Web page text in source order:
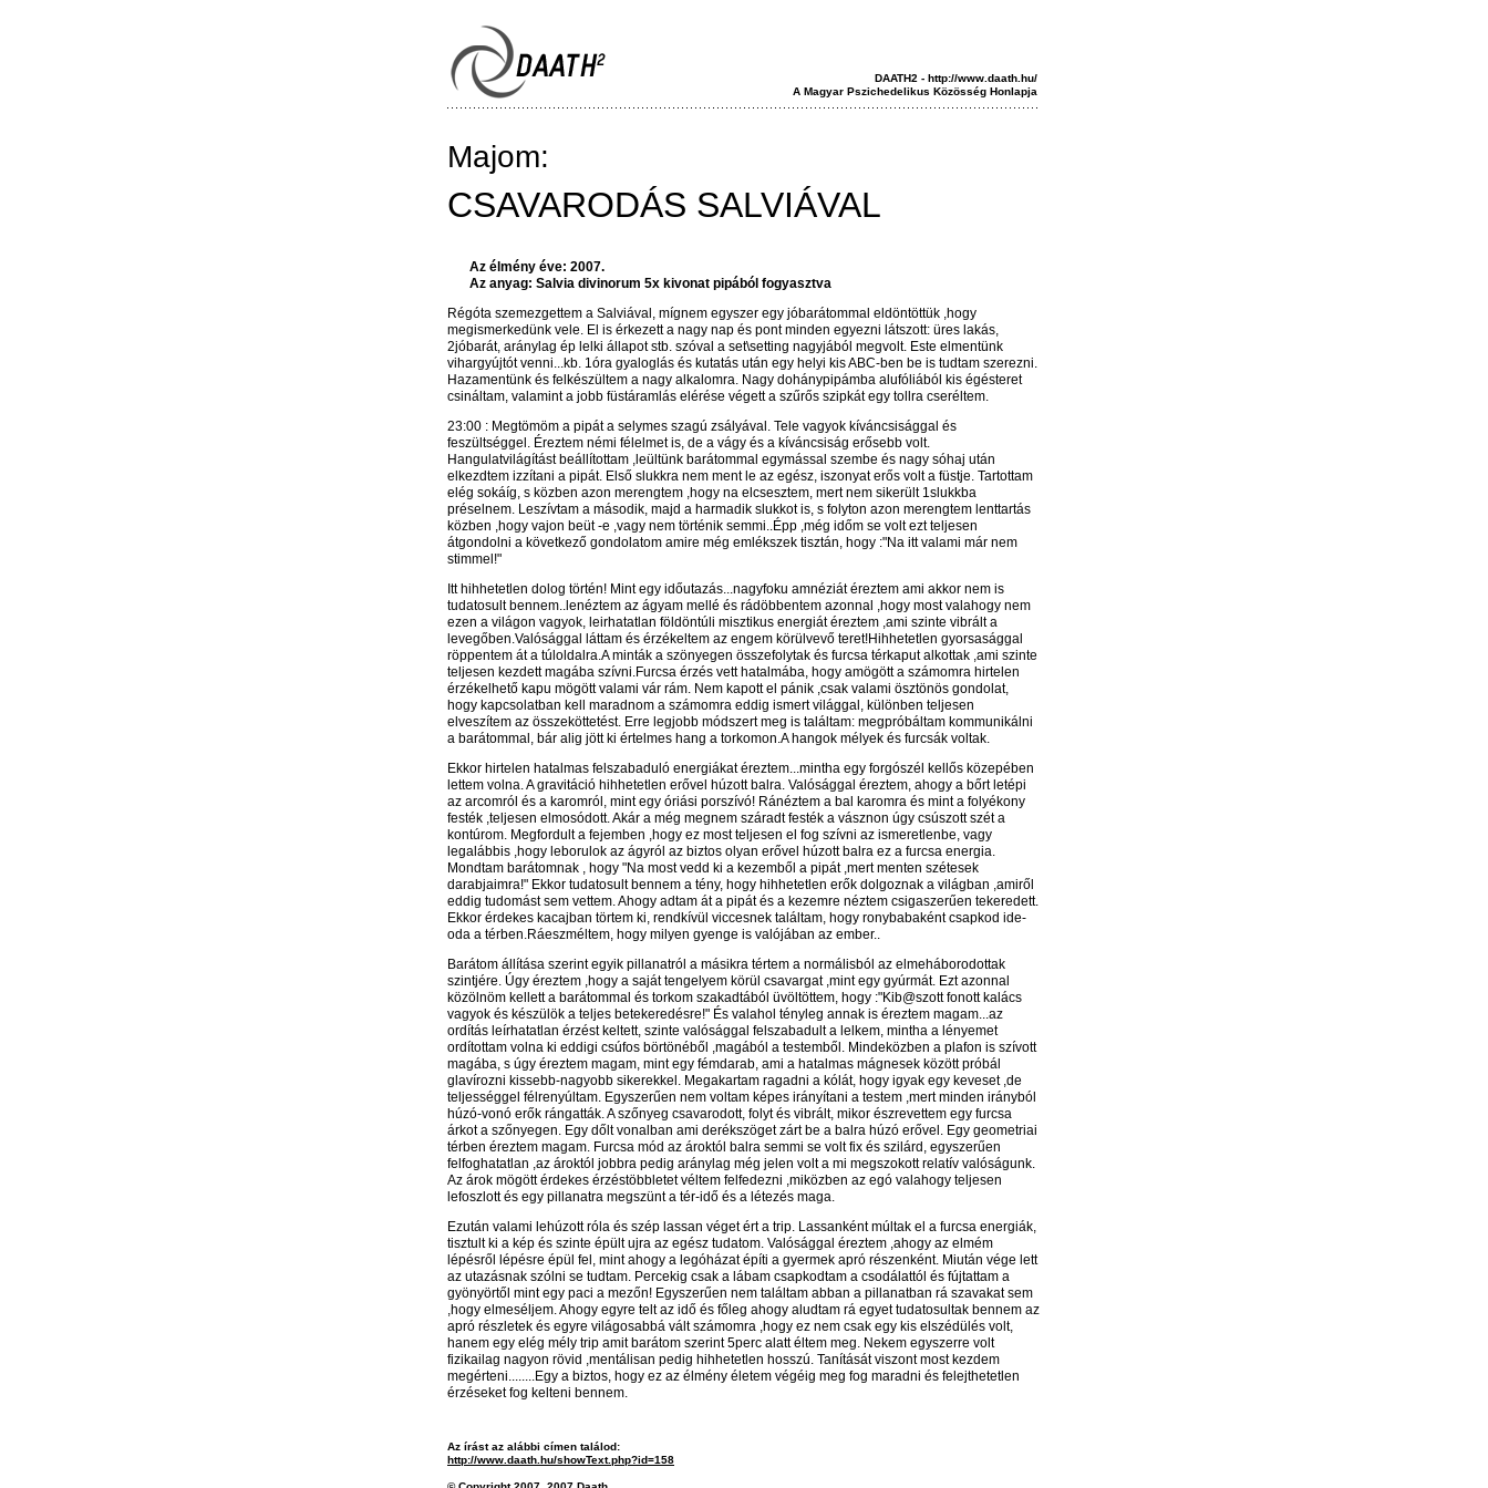
DAATH2 - http://www.daath.hu/
A Magyar Pszichedelikus Közösség Honlapja
Majom:
CSAVARODÁS SALVIÁVAL
Az élmény éve: 2007.
Az anyag: Salvia divinorum 5x kivonat pipából fogyasztva
Régóta szemezgettem a Salviával, mígnem egyszer egy jóbarátommal eldöntöttük ,hogy
megismerkedünk vele. El is érkezett a nagy nap és pont minden egyezni látszott: üres lakás,
2jóbarát, aránylag ép lelki állapot stb. szóval a set\setting nagyjából megvolt. Este elmentünk
vihargyújtót venni...kb. 1óra gyaloglás és kutatás után egy helyi kis ABC-ben be is tudtam szerezni.
Hazamentünk és felkészültem a nagy alkalomra. Nagy dohánypipámba alufóliából kis égésteret
csináltam, valamint a jobb füstáramlás elérése végett a szűrős szipkát egy tollra cseréltem.
23:00 : Megtömöm a pipát a selymes szagú zsályával. Tele vagyok kíváncsisággal és
feszültséggel. Éreztem némi félelmet is, de a vágy és a kíváncsiság erősebb volt.
Hangulatvilágítást beállítottam ,leültünk barátommal egymással szembe és nagy sóhaj után
elkezdtem izzítani a pipát. Első slukkra nem ment le az egész, iszonyat erős volt a füstje. Tartottam
elég sokáíg, s közben azon merengtem ,hogy na elcsesztem, mert nem sikerült 1slukkba
préselnem. Leszívtam a második, majd a harmadik slukkot is, s folyton azon merengtem lenttartás
közben ,hogy vajon beüt -e ,vagy nem történik semmi..Épp ,még időm se volt ezt teljesen
átgondolni a következő gondolatom amire még emlékszek tisztán, hogy :"Na itt valami már nem
stimmel!"
Itt hihhetetlen dolog történ! Mint egy időutazás...nagyfoku amnéziát éreztem ami akkor nem is
tudatosult bennem..lenéztem az ágyam mellé és rádöbbentem azonnal ,hogy most valahogy nem
ezen a világon vagyok, leirhatatlan földöntúli misztikus energiát éreztem ,ami szinte vibrált a
levegőben.Valósággal láttam és érzékeltem az engem körülvevő teret!Hihhetetlen gyorsasággal
röppentem át a túloldalra.A minták a szönyegen összefolytak és furcsa térkaput alkottak ,ami szinte
teljesen kezdett magába szívni.Furcsa érzés vett hatalmába, hogy amögött a számomra hirtelen
érzékelhető kapu mögött valami vár rám. Nem kapott el pánik ,csak valami ösztönös gondolat,
hogy kapcsolatban kell maradnom a számomra eddig ismert világgal, különben teljesen
elveszítem az összeköttetést. Erre legjobb módszert meg is találtam: megpróbáltam kommunikálni
a barátommal, bár alig jött ki értelmes hang a torkomon.A hangok mélyek és furcsák voltak.
Ekkor hirtelen hatalmas felszabaduló energiákat éreztem...mintha egy forgószél kellős közepében
lettem volna. A gravitáció hihhetetlen erővel húzott balra. Valósággal éreztem, ahogy a bőrt letépi
az arcomról és a karomról, mint egy óriási porszívó! Ránéztem a bal karomra és mint a folyékony
festék ,teljesen elmosódott. Akár a még megnem száradt festék a vásznon úgy csúszott szét a
kontúrom. Megfordult a fejemben ,hogy ez most teljesen el fog szívni az ismeretlenbe, vagy
legalábbis ,hogy leborulok az ágyról az biztos olyan erővel húzott balra ez a furcsa energia.
Mondtam barátomnak , hogy "Na most vedd ki a kezemből a pipát ,mert menten szétesek
darabjaimra!" Ekkor tudatosult bennem a tény, hogy hihhetetlen erők dolgoznak a világban ,amiről
eddig tudomást sem vettem. Ahogy adtam át a pipát és a kezemre néztem csigaszerűen tekeredett.
Ekkor érdekes kacajban törtem ki, rendkívül viccesnek találtam, hogy ronybabaként csapkod ide-
oda a térben.Ráeszméltem, hogy milyen gyenge is valójában az ember..
Barátom állítása szerint egyik pillanatról a másikra tértem a normálisból az elmeháborodottak
szintjére. Úgy éreztem ,hogy a saját tengelyem körül csavargat ,mint egy gyúrmát. Ezt azonnal
közölnöm kellett a barátommal és torkom szakadtából üvöltöttem, hogy :"Kib@szott fonott kalács
vagyok és készülök a teljes betekeredésre!" És valahol tényleg annak is éreztem magam...az
ordítás leírhatatlan érzést keltett, szinte valósággal felszabadult a lelkem, mintha a lényemet
ordítottam volna ki eddigi csúfos börtönéből ,magából a testemből. Mindeközben a plafon is szívott
magába, s úgy éreztem magam, mint egy fémdarab, ami a hatalmas mágnesek között próbál
glavírozni kissebb-nagyobb sikerekkel. Megakartam ragadni a kólát, hogy igyak egy keveset ,de
teljességgel félrenyúltam. Egyszerűen nem voltam képes irányítani a testem ,mert minden irányból
húzó-vonó erők rángatták. A szőnyeg csavarodott, folyt és vibrált, mikor észrevettem egy furcsa
árkot a szőnyegen. Egy dőlt vonalban ami derékszöget zárt be a balra húzó erővel. Egy geometriai
térben éreztem magam. Furcsa mód az ároktól balra semmi se volt fix és szilárd, egyszerűen
felfoghatatlan ,az ároktól jobbra pedig aránylag még jelen volt a mi megszokott relatív valóságunk.
Az árok mögött érdekes érzéstöbbletet véltem felfedezni ,miközben az egó valahogy teljesen
lefoszlott és egy pillanatra megszünt a tér-idő és a létezés maga.
Ezután valami lehúzott róla és szép lassan véget ért a trip. Lassanként múltak el a furcsa energiák,
tisztult ki a kép és szinte épült ujra az egész tudatom. Valósággal éreztem ,ahogy az elmém
lépésről lépésre épül fel, mint ahogy a legóházat építi a gyermek apró részenként. Miután vége lett
az utazásnak szólni se tudtam. Percekig csak a lábam csapkodtam a csodálattól és fújtattam a
gyönyörtől mint egy paci a mezőn! Egyszerűen nem találtam abban a pillanatban rá szavakat sem
,hogy elmeséljem. Ahogy egyre telt az idő és főleg ahogy aludtam rá egyet tudatosultak bennem az
apró részletek és egyre világosabbá vált számomra ,hogy ez nem csak egy kis elszédülés volt,
hanem egy elég mély trip amit barátom szerint 5perc alatt éltem meg. Nekem egyszerre volt
fizikailag nagyon rövid ,mentálisan pedig hihhetetlen hosszú. Tanítását viszont most kezdem
megérteni........Egy a biztos, hogy ez az élmény életem végéig meg fog maradni és felejthetetlen
érzéseket fog kelteni bennem.
Az írást az alábbi címen találod:
http://www.daath.hu/showText.php?id=158